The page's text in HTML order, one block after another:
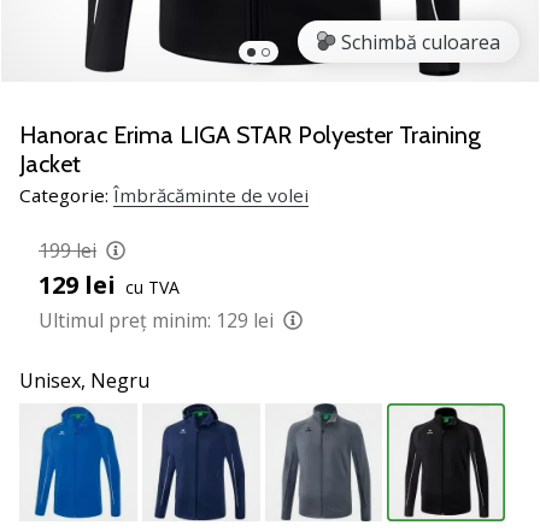
jucătorii
de
Crăciun
pentru
de
volei
Lăsați-
să
ajutăm
să
alegi
cadoul
Schimbă culoarea
Hanorac Erima LIGA STAR Polyester Training
Jacket
Categorie: Îmbrăcăminte de volei
199 lei
129 lei cu TVA
Ultimul preț minim: 129 lei
Unisex, Negru